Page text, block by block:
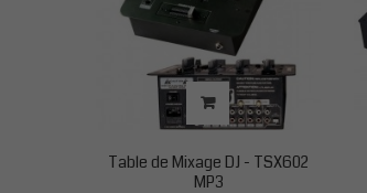
Table de Mixage DJ - TSX602
MP3